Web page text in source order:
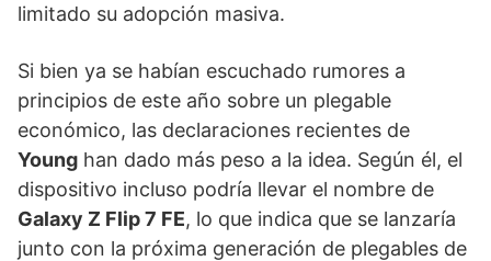
limitado su adopción masiva.
Si bien ya se habían escuchado rumores a
principios de este año sobre un plegable
económico, las declaraciones recientes de
Young han dado más peso a la idea. Según él, el
dispositivo incluso podría llevar el nombre de
Galaxy Z Flip 7 FE, lo que indica que se lanzaría
junto con la próxima generación de plegables de